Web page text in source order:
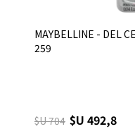
MAYBELLINE - DEL
259
$U 704 $U 492,8